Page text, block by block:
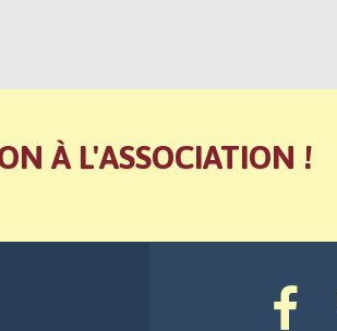
À L'ASSOCIATION !